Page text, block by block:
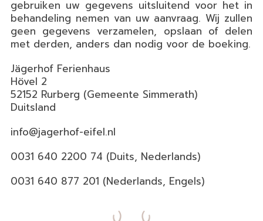
gebruiken uw gegevens uitsluitend voor het in
behandeling nemen van uw aanvraag. Wij zullen
geen gegevens verzamelen, opslaan of delen
met derden, anders dan nodig voor de boeking.
Jägerhof Ferienhaus
Hövel 2
52152 Rurberg (Gemeente Simmerath)
Duitsland
info@jagerhof-eifel.nl
0031 640 2200 74 (Duits, Nederlands)
0031 640 877 201 (Nederlands, Engels)